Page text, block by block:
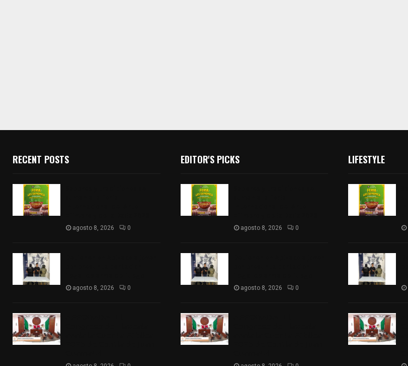
RECENT POSTS
agosto 8, 2026 0
agosto 8, 2026 0
EDITOR'S PICKS
agosto 8, 2026 0
agosto 8, 2026 0
LIFESTYLE